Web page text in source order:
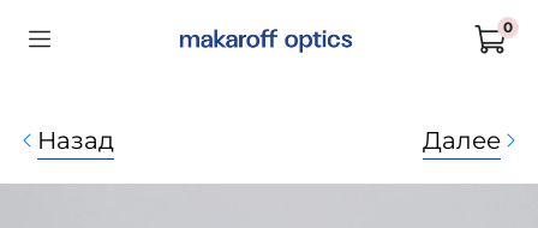
0
Назад Далее